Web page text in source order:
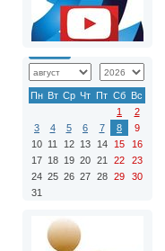
Пн Вт Ср Чт Пт Сб Вс
1
2
3
4 5 6 7 8
9
10 11 12 13 14 15
16
17 18 19 20 21 22
23
24 25 26 27 28 29
30
31